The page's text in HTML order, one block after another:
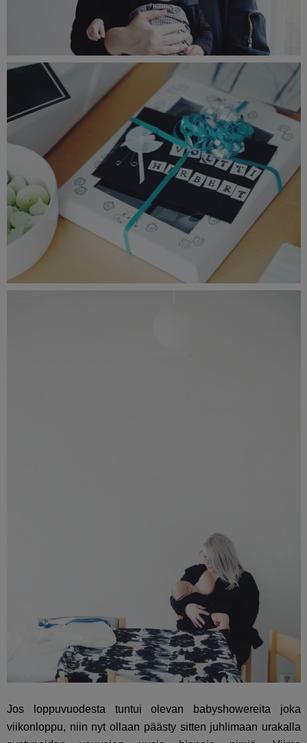
Jos loppuvuodesta tuntui olevan babyshowereita joka
viikonloppu, niin nyt ollaan päästy sitten juhlimaan urakalla